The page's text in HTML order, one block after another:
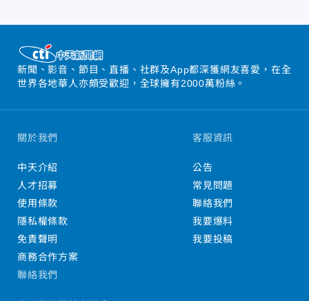
新聞、影音、節目、直播、社群及App都深獲網友喜愛，在全
世界各地華人亦頗受歡迎，全球擁有2000萬粉絲。
關於我們
中天介紹
人才招募
使用條款
隱私權條款
免責聲明
商務合作方案
客服資訊
公告
常見問題
聯絡我們
我要爆料
我要投稿
聯絡我們